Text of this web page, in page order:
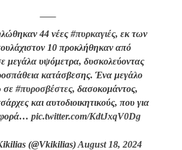
44 νέες #πυρκαγιές, εκ των
10 προκλήθηκαν από
μεγάλα υψόμετρα, δυσκολεύοντας
κατάσβεσης. Ένα μεγάλο
σε #πυροσβέστες, δασοκομάντος,
και αυτοδιοικητικούς, που για
pic.twitter.com/KdtJxqV0Dg
(@Vkikilias)August 18, 2024